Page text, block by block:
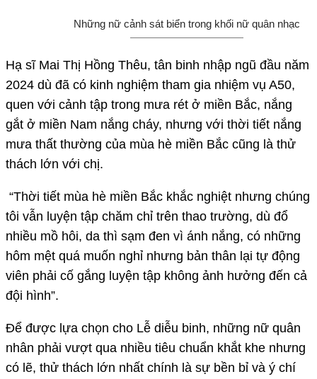
Những nữ cảnh sát biển trong khối nữ quân nhạc
Hạ sĩ Mai Thị Hồng Thêu, tân binh nhập ngũ đầu năm
2024 dù đã có kinh nghiệm tham gia nhiệm vụ A50,
quen với cảnh tập trong mưa rét ở miền Bắc, nắng
gắt ở miền Nam nắng cháy, nhưng với thời tiết nắng
mưa thất thường của mùa hè miền Bắc cũng là thử
thách lớn với chị.
“Thời tiết mùa hè miền Bắc khắc nghiệt nhưng chúng
tôi vẫn luyện tập chăm chỉ trên thao trường, dù đổ
nhiều mồ hôi, da thì sạm đen vì ánh nắng, có những
hôm mệt quá muốn nghỉ nhưng bản thân lại tự động
viên phải cố gắng luyện tập không ảnh hưởng đến cả
đội hình”.
Để được lựa chọn cho Lễ diễu binh, những nữ quân
nhân phải vượt qua nhiều tiêu chuẩn khắt khe nhưng
có lẽ, thử thách lớn nhất chính là sự bền bỉ và ý chí